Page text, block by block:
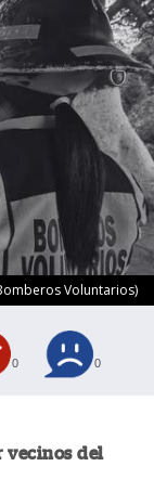
Voluntarios)
0 0
vecinos del